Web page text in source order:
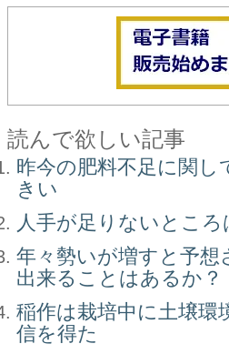
読んで欲しい記事
昨今の肥料不足に関し
きい
人手が足りないところ
年々勢いが増すと予想
出来ることはあるか？
稲作は栽培中に土壌環
信を得た